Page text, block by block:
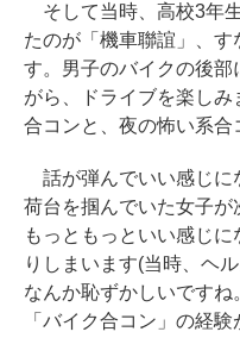
そして当時、高校3年
たのが「機車聯誼」、
す。男子のバイクの後
がら、ドライブを楽し
合コンと、夜の怖い系合
話が弾んでいい感じに
荷台を掴んでいた女子が
もっともっといい感じ
りしまいます(当時、ヘ
なんか恥ずかしいです
「バイク合コン」の経